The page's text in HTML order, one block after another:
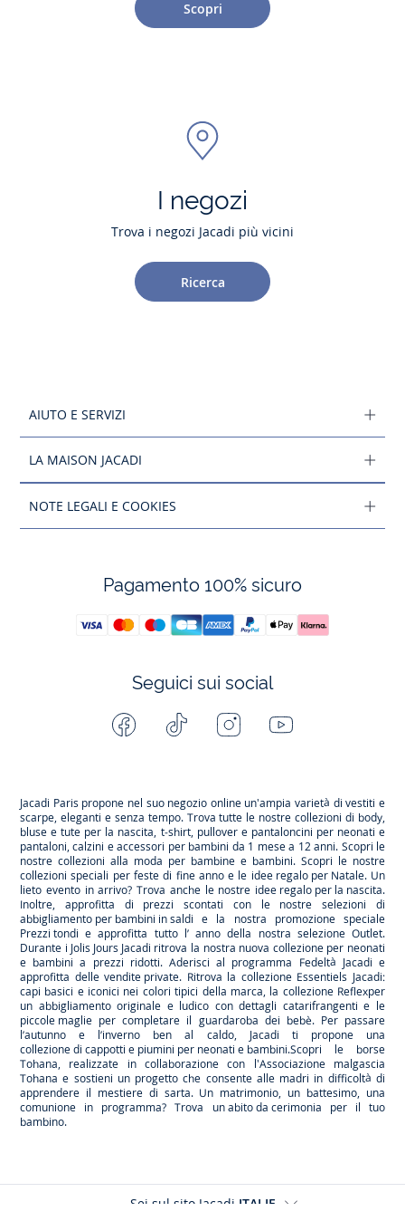
Scopri
I negozi
Trova i negozi Jacadi più vicini
Ricerca
AIUTO E SERVIZI
LA MAISON JACADI
NOTE LEGALI E COOKIES
Pagamento 100% sicuro
Seguici sui social
Facebook Tiktok InstagramYoutube
Jacadi Paris propone nel suo negozio online un'ampia varietà di vestiti e
scarpe, eleganti e senza tempo. Trova tutte le nostre collezioni di body,
bluse e tute per la nascita, t-shirt, pullover e pantaloncini per neonati e
pantaloni, calzini e accessori per bambini da 1 mese a 12 anni. Scopri le
nostre collezioni alla moda per bambine e bambini. Scopri le nostre
collezioni speciali per feste di fine anno e le idee regalo per Natale. Un
lieto evento in arrivo? Trova anche le nostre idee regalo per la nascita.
Inoltre, approfitta di prezzi scontati con le nostre selezioni di
abbigliamento per bambini in saldi e la nostra promozione speciale
Prezzi tondi e approfitta tutto l’ anno della nostra selezione Outlet.
Durante i Jolis Jours Jacadi ritrova la nostra nuova collezione per neonati
e bambini a prezzi ridotti. Aderisci al programma Fedeltà Jacadi e
approfitta dellevendite private. Ritrova la collezione Essentiels Jacadi:
capi basici e iconici nei colori tipici della marca, la collezione Reflexper
un abbigliamento originale e ludico con dettagli catarifrangenti e le
piccole maglie per completare il guardaroba dei bebè. Per passare
l’autunno e l’inverno ben al caldo, Jacadi ti propone una
collezione di cappotti e piumini per neonati e bambini.Scopri le borse
Tohana, realizzate in collaborazione con l'Associazione malgascia
Tohana e sostieni un progetto che consente alle madri in difficoltà di
apprendere il mestiere di sarta. Un matrimonio, un battesimo, una
comunione in programma? Trova un abito da cerimonia per il tuo
bambino.
Sei sul sito Jacadi ITALIE